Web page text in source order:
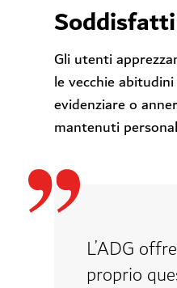
Gli utenti
le vecchie
evidenziare o
mantenuti
L’ADG
proprio